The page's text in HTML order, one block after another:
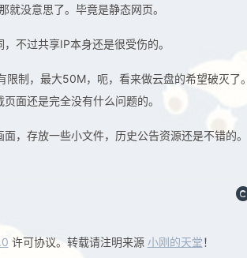
没意思了。毕竟是静态网页。
不过共享IP本身还是很受伤的。
限制，最大50M，呃，看来做云盘的希望破灭了
面还是完全没有什么问题的。
，存放一些小文件，历史公告资源还是不错的。
许可协议。转载请注明来源 小刚的天堂！